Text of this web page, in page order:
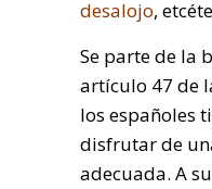
desalojo,
Se parte de la
artículo 47 de
los españoles
disfrutar de
adecuada. A